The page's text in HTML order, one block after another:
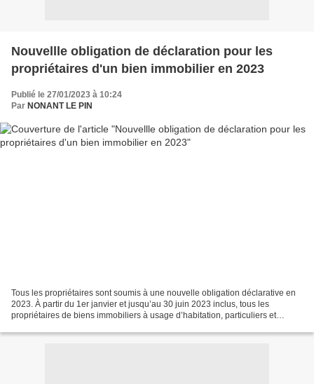
Nouvellle obligation de déclaration pour les
propriétaires d'un bien immobilier en 2023
Publié le 27/01/2023 à 10:24
Par NONANT LE PIN
Tous les propriétaires sont soumis à une nouvelle obligation déclarative en
2023. À partir du 1er janvier et jusqu’au 30 juin 2023 inclus, tous les
propriétaires de biens immobiliers à usage d’habitation, particuliers et